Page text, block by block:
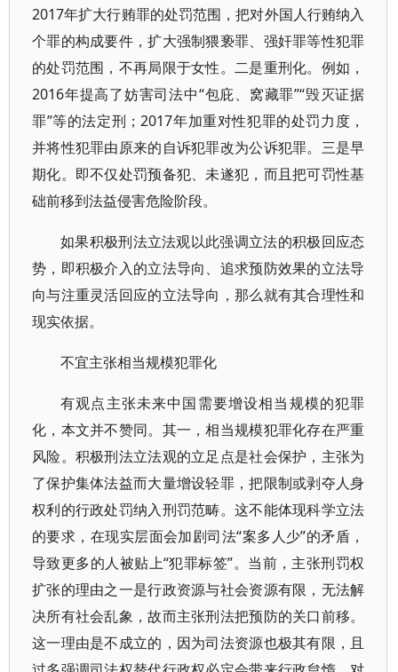
2017年扩大行贿罪的处罚范围，把对外国人行贿纳入
个罪的构成要件，扩大强制猥亵罪、强奸罪等性犯罪
的处罚范围，不再局限于女性。二是重刑化。例如，
2016年提高了妨害司法中“包庇、窝藏罪”“毁灭证据
罪”等的法定刑；2017年加重对性犯罪的处罚力度，
并将性犯罪由原来的自诉犯罪改为公诉犯罪。三是早
期化。即不仅处罚预备犯、未遂犯，而且把可罚性基
础前移到法益侵害危险阶段。
如果积极刑法立法观以此强调立法的积极回应态
势，即积极介入的立法导向、追求预防效果的立法导
向与注重灵活回应的立法导向，那么就有其合理性和
现实依据。
不宜主张相当规模犯罪化
有观点主张未来中国需要增设相当规模的犯罪
化，本文并不赞同。其一，相当规模犯罪化存在严重
风险。积极刑法立法观的立足点是社会保护，主张为
了保护集体法益而大量增设轻罪，把限制或剥夺人身
权利的行政处罚纳入刑罚范畴。这不能体现科学立法
的要求，在现实层面会加剧司法“案多人少”的矛盾，
导致更多的人被贴上“犯罪标签”。当前，主张刑罚权
扩张的理由之一是行政资源与社会资源有限，无法解
决所有社会乱象，故而主张刑法把预防的关口前移。
这一理由是不成立的，因为司法资源也极其有限，且